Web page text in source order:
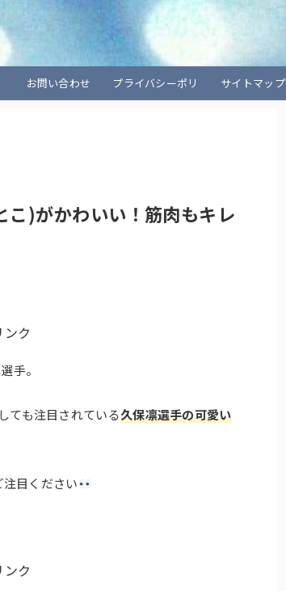
お問い合わせ プライバシーポリ サイトマップ
こ)がかわいい！筋肉もキレ
ク
手。
ても注目されている久保凛選手の可愛い
目ください
ク